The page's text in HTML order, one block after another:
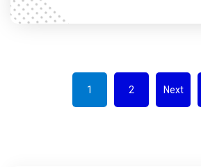
1 2 Next